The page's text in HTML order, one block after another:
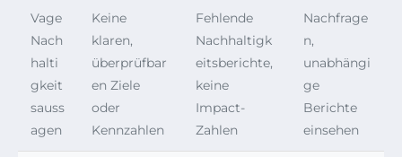
Vage
Nach
halti
gkeit
sauss
agen
Keine
klaren,
überprüfbar
en Ziele
oder
Kennzahlen
Fehlende
Nachhaltigk
eitsberichte,
keine
Impact-
Zahlen
Nachfrage
n,
unabhängi
ge
Berichte
einsehen